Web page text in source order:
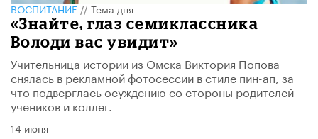
ВОСПИТАНИЕ// Тема дня
«Знайте, глаз семиклассника
Володи вас увидит»
Учительница истории из Омска Виктория Попова
снялась в рекламной фотосессии в стиле пин-ап, за
что подверглась осуждению со стороны родителей
учеников и коллег.
14 июня